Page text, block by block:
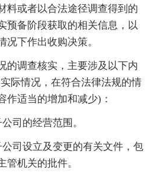
料或者以合法途径调查得到的
预备阶段获取的相关信息，以
况下作出收购决策。
的调查核实，主要涉及以下内
际情况，在符合法律法规的情
作适当的增加和减少)：
司的经营范围。
司设立及变更的有关文件，包
管机关的批件。